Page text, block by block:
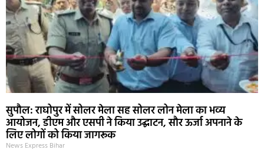
सुपौल: राघोपुर में सोलर मेला सह सोलर लोन मेला का भव्य
आयोजन, डीएम और एसपी ने किया उद्घाटन, सौर ऊर्जा अपनाने के
लिए लोगों को किया जागरूक
News Express Bihar